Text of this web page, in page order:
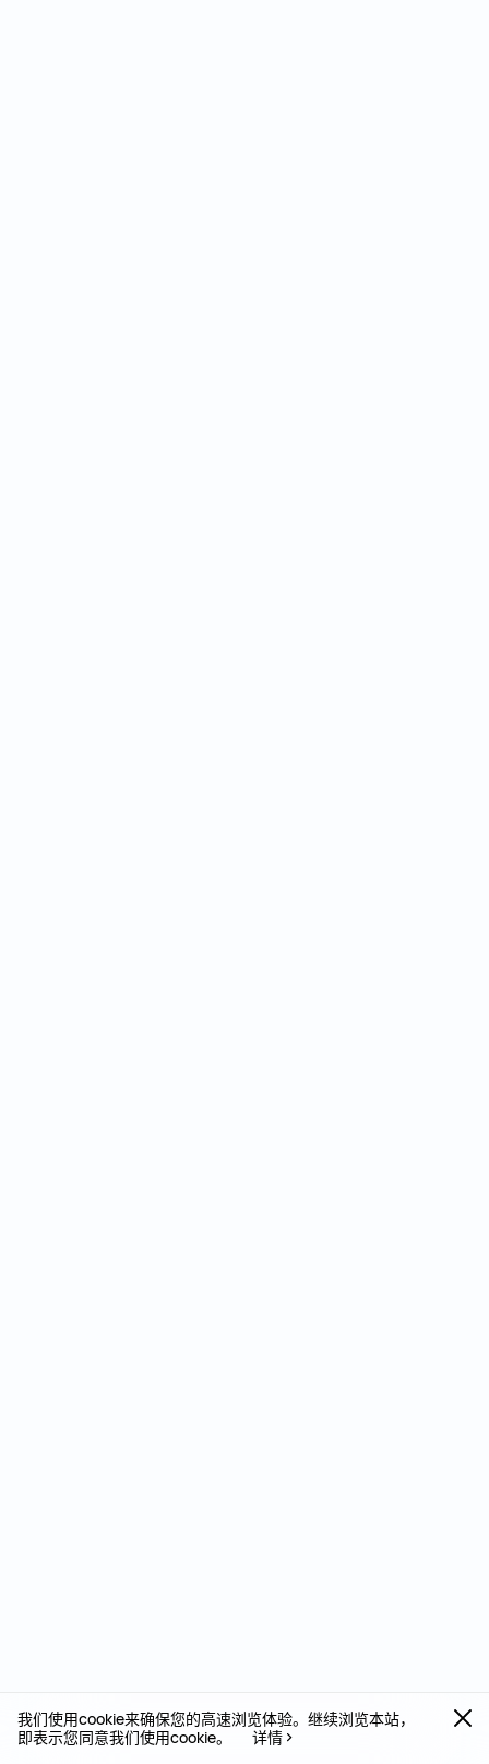
我们使用cookie来确保您的高速浏览体验。继续浏览本站，
即表示您同意我们使用cookie。
详情